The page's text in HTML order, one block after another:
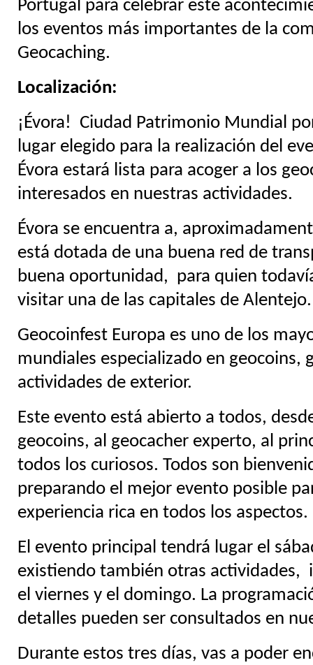
Portugal para celebrar este
los eventos más importantes de la
Geocaching.
Localización:
¡Évora! Ciudad Patrimonio Mundial
lugar elegido para la realización del
Évora estará lista para acoger a los
interesados en nuestras actividades.
Évora se encuentra a,
está dotada de una buena red de
buena oportunidad, para quien
visitar una de las capitales de Alentejo.
Geocoinfest Europa es uno de los
mundiales especializado en geocoins,
actividades de exterior.
Este evento está abierto a todos,
geocoins, al geocacher experto, al
todos los curiosos. Todos son
preparando el mejor evento posible
experiencia rica en todos los aspectos.
El evento principal tendrá lugar el
existiendo también otras actividades,
el viernes y el domingo. La
detalles pueden ser consultados en
Durante estos tres días, vas a poder